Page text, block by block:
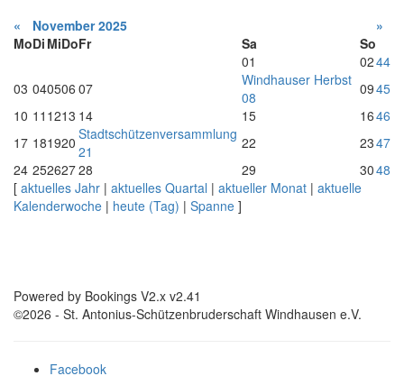
«
November 2025
»
MoDi MiDoFr Sa
So
01
0244
03 040506 07
Windhauser Herbst
08
0945
10 11 1213 14 15 1646
17 181920 Stadtschützenversammlung
21
22 2347
24 25262728 29 3048
[ aktuelles Jahr | aktuelles Quartal | aktueller Monat | aktuelle
Kalenderwoche | heute (Tag) | Spanne ]
Powered by Bookings V2.x v2.41
©2026 - St. Antonius-Schützenbruderschaft Windhausen e.V.
Facebook